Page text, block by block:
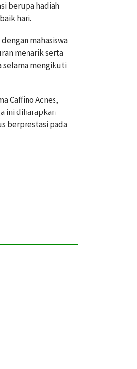
berupa hadiah
hari.
mahasiswa
menarik serta
selama mengikuti
Caffino Acnes,
ini diharapkan
berprestasi pada